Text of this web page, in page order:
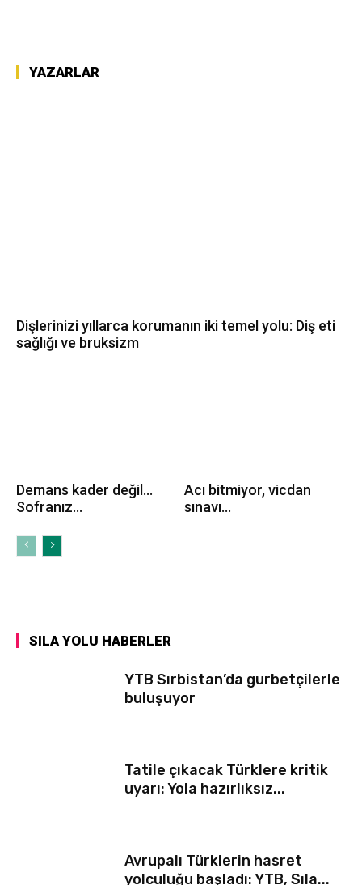
YAZARLAR
Dişlerinizi yıllarca korumanın iki temel yolu: Diş eti
sağlığı ve bruksizm
Demans kader değil…
Sofranız...
Acı bitmiyor, vicdan
sınavı...
SILA YOLU HABERLER
YTB Sırbistan’da gurbetçilerle
buluşuyor
Tatile çıkacak Türklere kritik
uyarı: Yola hazırlıksız...
Avrupalı Türklerin hasret
yolculuğu başladı: YTB, Sıla...